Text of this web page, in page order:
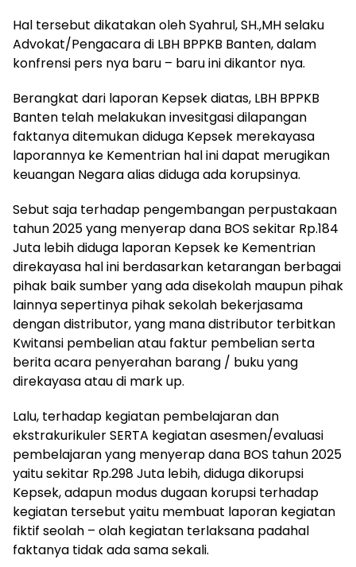
Hal tersebut dikatakan oleh Syahrul, SH.,MH selaku
Advokat/Pengacara di LBH BPPKB Banten, dalam
konfrensi pers nya baru – baru ini dikantor nya.
Berangkat dari laporan Kepsek diatas, LBH BPPKB
Banten telah melakukan invesitgasi dilapangan
faktanya ditemukan diduga Kepsek merekayasa
laporannya ke Kementrian hal ini dapat merugikan
keuangan Negara alias diduga ada korupsinya.
Sebut saja terhadap pengembangan perpustakaan
tahun 2025 yang menyerap dana BOS sekitar Rp.184
Juta lebih diduga laporan Kepsek ke Kementrian
direkayasa hal ini berdasarkan ketarangan berbagai
pihak baik sumber yang ada disekolah maupun pihak
lainnya sepertinya pihak sekolah bekerjasama
dengan distributor, yang mana distributor terbitkan
Kwitansi pembelian atau faktur pembelian serta
berita acara penyerahan barang / buku yang
direkayasa atau di mark up.
Lalu, terhadap kegiatan pembelajaran dan
ekstrakurikuler SERTA kegiatan asesmen/evaluasi
pembelajaran yang menyerap dana BOS tahun 2025
yaitu sekitar Rp.298 Juta lebih, diduga dikorupsi
Kepsek, adapun modus dugaan korupsi terhadap
kegiatan tersebut yaitu membuat laporan kegiatan
fiktif seolah – olah kegiatan terlaksana padahal
faktanya tidak ada sama sekali.